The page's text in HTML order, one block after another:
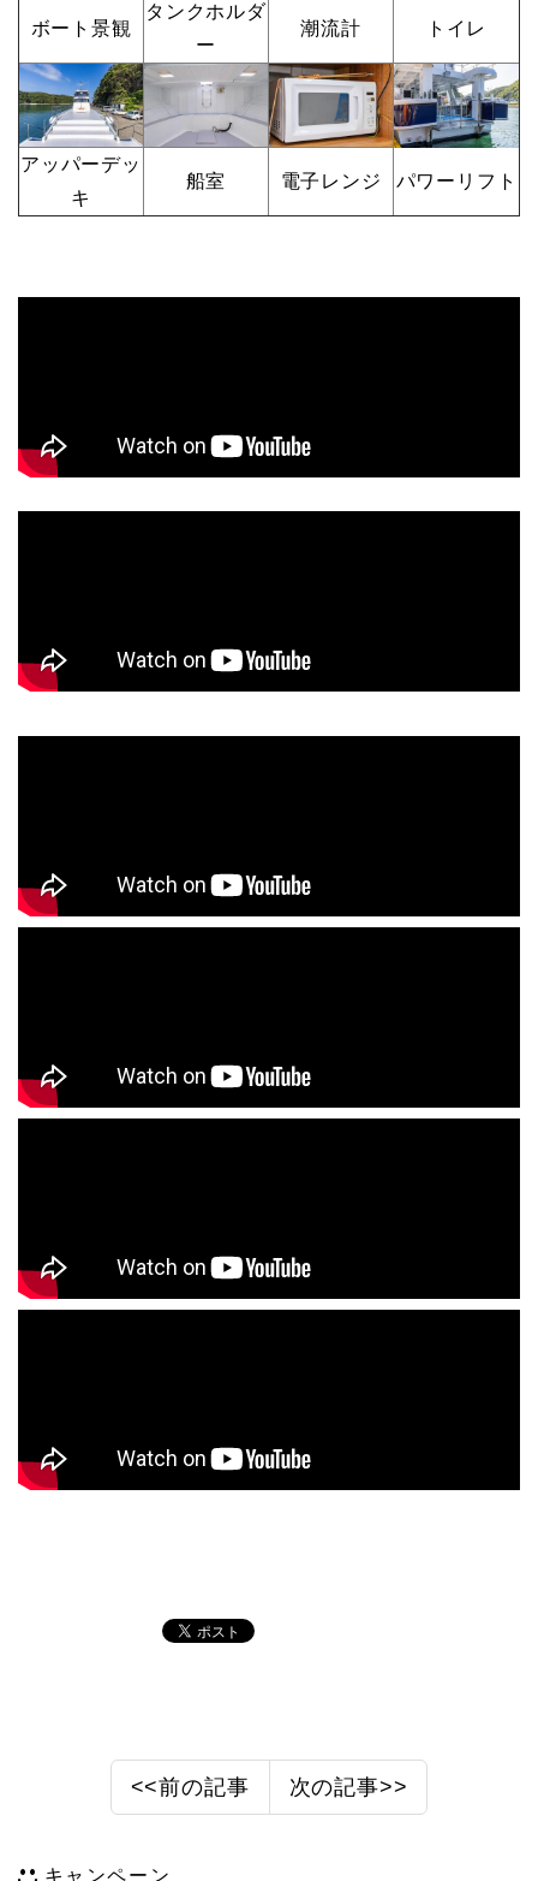
ボート景観
タンクホルダ
ー
潮流計 トイレ
アッパーデッ
キ
船室 電子レンジ パワーリフト
<<前の記事 次の記事>>
キャンペーン